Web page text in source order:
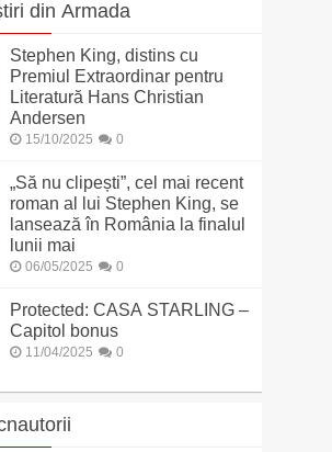
din Armada
Stephen King, distins cu
Premiul Extraordinar pentru
Literatură Hans Christian
Andersen
15/10/2025 0
„Să nu clipești”, cel mai recent
roman al lui Stephen King, se
lansează în România la finalul
lunii mai
06/05/2025 0
Protected: CASA STARLING –
Capitol bonus
11/04/2025 0